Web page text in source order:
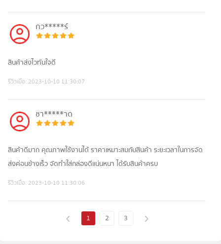
กว*****ร์
สินค้าส่งไวทันใจดี
รีวิวเมื่อ: 2023-10-10 11:30:07
ชา*****าด
สินค้าดีมาก คุณภาพใช้งานได้ ราคาเหมาะสมกับสินค้า ระยะเวลาในการจัด
ส่งค่อนข้างเร็ว จัดทำใส่กล่องดีแน่นหนา ได้รับสินค้าครบ​
รีวิวเมื่อ: 2023-10-10 11:30:06
1 2 3